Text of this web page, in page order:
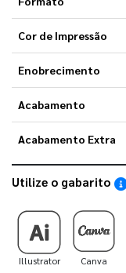
Cor de Impressão
Enobrecimento
Acabamento
Acabamento Extra
Utilize o gabarito
Illustrator Canva